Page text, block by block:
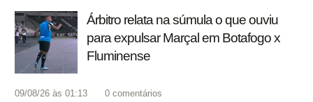
Árbitro relata na súmula o que ouviu
para expulsar Marçal em Botafogo x
Fluminense
09/08/26 às 01:13 0 comentários